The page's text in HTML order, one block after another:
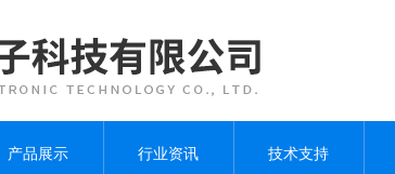
产品展示 行业资讯 技术支持